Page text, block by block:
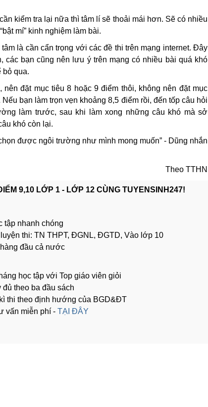
kiểm tra lại nữa thì tâm lí sẽ thoải mái hơn. Sẽ có nhiều
mí” kinh nghiệm làm bài.
là cần cẩn trọng với các đề thi trên mạng internet. Đây
các bạn cũng nên lưu ý trên mạng có nhiều bài quá khó
bỏ qua.
đặt mục tiêu 8 hoặc 9 điểm thôi, không nên đặt mục
bạn làm trọn vẹn khoảng 8,5 điểm rồi, đến tốp câu hỏi
làm trước, sau khi làm xong những câu khó mà sở
khó còn lại.
được ngôi trường như mình mong muốn” - Dũng nhắn
Theo TTHN
9,10 LỚP 1 - LỚP 12 CÙNG TUYENSINH247!
tập nhanh chóng
thi: TN THPT, ĐGNL, ĐGTD, Vào lớp 10
đầu cả nước
học tập với Top giáo viên giỏi
theo ba đầu sách
thi theo định hướng của BGD&ĐT
vấn miễn phí - TẠI ĐÂY